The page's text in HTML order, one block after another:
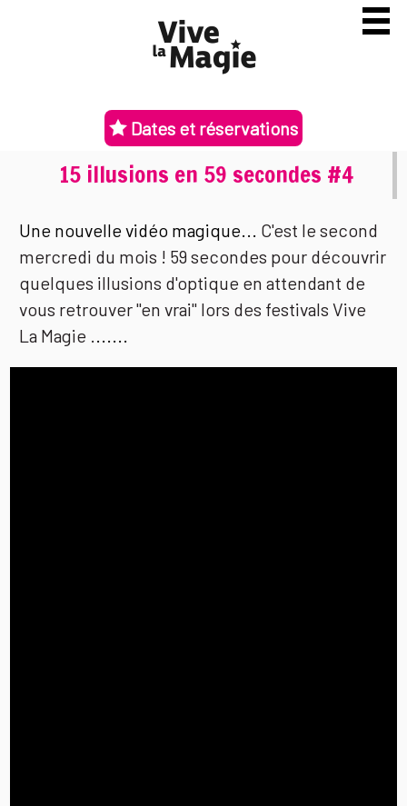
Dates et réservations
15 illusions en 59 secondes #4
Une nouvelle vidéo magique... C'est le second
mercredi du mois ! 59 secondes pour découvrir
quelques illusions d'optique en attendant de
vous retrouver "en vrai" lors des festivals Vive
La Magie .......